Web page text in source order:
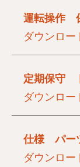
運転操作
ダウンロー
定期保守
ダウンロー
仕様 パー
ダウンロー